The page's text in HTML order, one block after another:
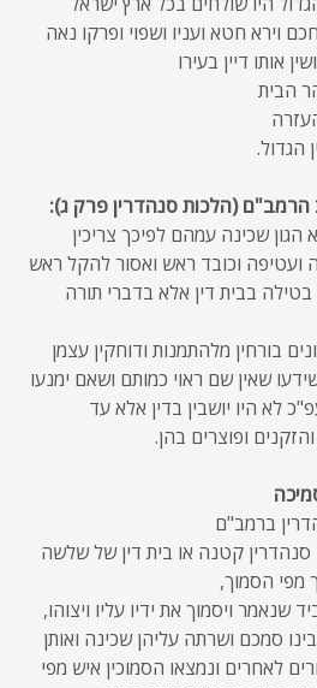
וירא חטא ועניו ושפוי ופרקו נאה
אותו דיין בעירו
הבית
הגדול.
הרמב"ם (הלכות סנהדרין פרק ג):
שכינה עמהם לפיכך צריכין
ועטיפה וכובד ראש ואסור להקל ראש
בבית דין אלא בדברי תורה
בורחין מלהתמנות ודוחקין עצמן
שאין שם ראוי כמותם ושאם ימנעו
לא היו יושבין בדין אלא עד
ופוצרים בהן.
ברמב"ם
סנהדרין קטנה או בית דין של שלשה
מפי הסמוך,
שנאמר ויסמוך את ידיו עליו ויצוהו,
סמכם ושרתה עליהן שכינה ואותן
לאחרים ונמצאו הסמוכין איש מפי